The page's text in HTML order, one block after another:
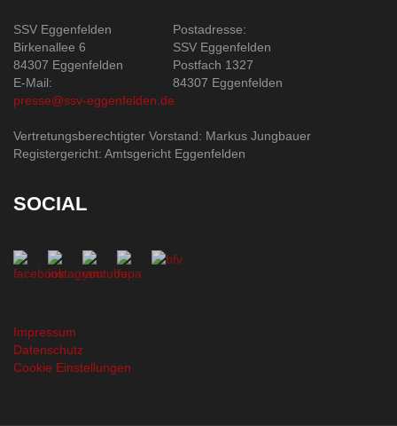
SSV Eggenfelden
Birkenallee 6
84307 Eggenfelden
E-Mail:
presse@ssv-eggenfelden.de
Postadresse:
SSV Eggenfelden
Postfach 1327
84307 Eggenfelden
Vertretungsberechtigter Vorstand: Markus Jungbauer
Registergericht: Amtsgericht Eggenfelden
SOCIAL
Impressum
Datenschutz
Cookie Einstellungen